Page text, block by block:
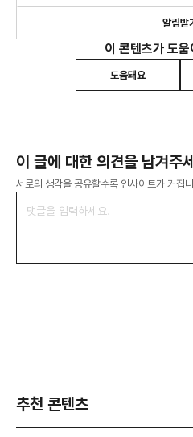
알림받
이 콘텐츠가 도
도움돼요
이 글에 대한 의견을 남겨주
서로의 생각을 공유할수록 인사이트가 커집
추천 콘텐츠